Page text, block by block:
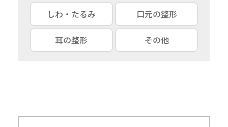
しわ・たるみ 口元の整形
耳の整形 その他